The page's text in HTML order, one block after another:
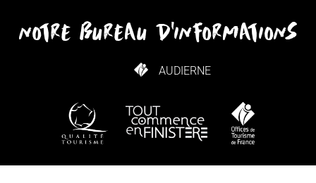
notre bureau d'informations
AUDIERNE
COMMENT VENIR ?